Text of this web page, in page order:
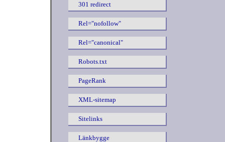
301 redirect
Rel="nofollow"
Rel="canonical"
Robots.txt
PageRank
XML-sitemap
Sitelinks
Länkbygge